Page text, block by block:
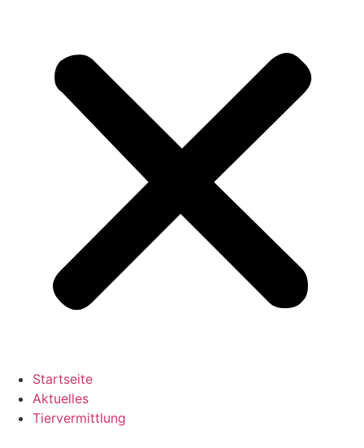
Startseite
Aktuelles
Tiervermittlung